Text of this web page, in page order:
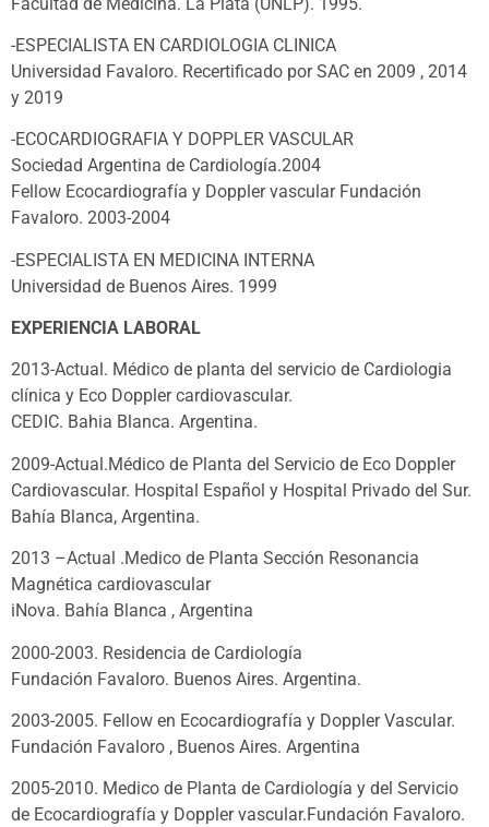
-ESPECIALISTA EN CARDIOLOGIA CLINICA
Universidad Favaloro. Recertificado por SAC en 2009 , 2014
y 2019
-ECOCARDIOGRAFIA Y DOPPLER VASCULAR
Sociedad Argentina de Cardiología.2004
Fellow Ecocardiografía y Doppler vascular Fundación
Favaloro. 2003-2004
-ESPECIALISTA EN MEDICINA INTERNA
Universidad de Buenos Aires. 1999
EXPERIENCIA LABORAL
2013-Actual. Médico de planta del servicio de Cardiologia
clínica y Eco Doppler cardiovascular.
CEDIC. Bahia Blanca. Argentina.
2009-Actual.Médico de Planta del Servicio de Eco Doppler
Cardiovascular. Hospital Español y Hospital Privado del Sur.
Bahía Blanca, Argentina.
2013 –Actual .Medico de Planta Sección Resonancia
Magnética cardiovascular
iNova. Bahía Blanca , Argentina
2000-2003. Residencia de Cardiología
Fundación Favaloro. Buenos Aires. Argentina.
2003-2005. Fellow en Ecocardiografía y Doppler Vascular.
Fundación Favaloro , Buenos Aires. Argentina
2005-2010. Medico de Planta de Cardiología y del Servicio
de Ecocardiografía y Doppler vascular.Fundación Favaloro.